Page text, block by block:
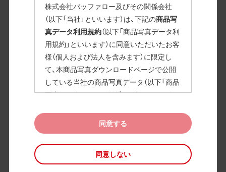
株式会社バッファロー及びその関係会社
（以下「当社」といいます）は、下記の商品写
真データ利用規約（以下「商品写真データ利
用規約」といいます）に同意いただいたお客
様（個人および法人を含みます）に限定し
て、本商品写真ダウンロードページで公開
している当社の商品写真データ（以下「商品
写真データ」といいます）のダウンロードお
また、当社は、下記のCAD図データ利用規約
（以下「CAD図データ利用規約」といいます）
に同意いただいたお客様に限定して、本CA
D図ダウンロードページで公開している当
同意する
同意しない
掲載データ「JPEG、PNG : 低解像度(RGBカラー)」 「EPS : 高
解像度(CMYKカラー)」
SSD-SAO2.0U3-B/N
高画質画像